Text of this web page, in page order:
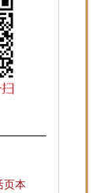
页本